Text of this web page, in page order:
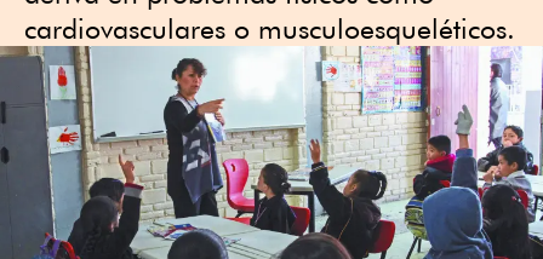
cardiovasculares o musculoesqueléticos.